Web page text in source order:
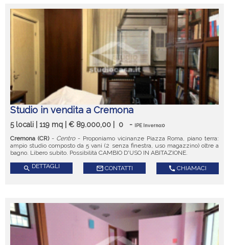
Studio in vendita a Cremona
5 locali | 119 mq | € 89.000,00 | 0 - IPE Inverno:0
Cremona (CR)- Centro- Proponiamo vicinanze Piazza Roma, piano terra:
ampio studio composto da 5 vani (2 senza finestra, uso magazzino) oltre a
bagno. Libero subito. Possibilità CAMBIO D'USO IN ABITAZIONE.
search DETTAGLI mail_outline CONTATTI call CHIAMACI